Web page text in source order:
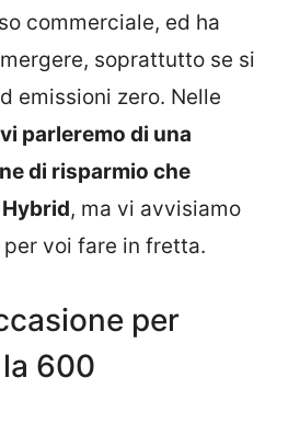
commerciale, ed ha
soprattutto se si
emissioni zero. Nelle
vi parleremo di una
di risparmio che
, ma vi avvisiamo
voi fare in fretta.
per
600